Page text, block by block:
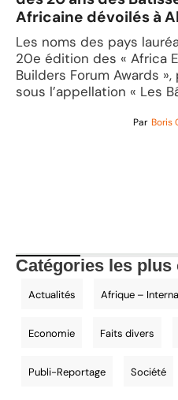
Africaine dévoilés à
Les noms des pays
20e édition des « Africa
Builders Forum Awards
sous l’appellation « Les
Par Boris
Catégories les plus
Actualités Afrique –
Economie Faits divers
Publi-Reportage Société